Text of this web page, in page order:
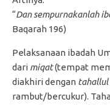
“Dan sempurnakanlah
Baqarah 196)
Pelaksanaan ibadah
dari miqat(tempat
diakhiri dengan tahallul
rambut/bercukur).